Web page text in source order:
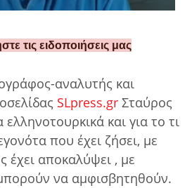
τις ειδοποιήσεις μας
αναλυτής και
SLpress.gr Σταύρος
και για το τι
που έχει ζήσει, με
έχει αποκαλύψει , με
να αμφισβητηθούν.